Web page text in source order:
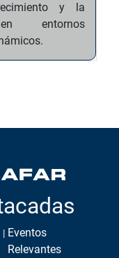
y la
entornos
Eventos
Relevantes